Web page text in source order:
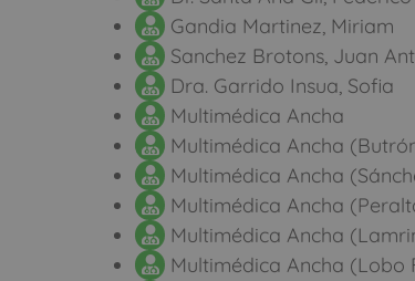
Gandia Martinez, Miriam
Sanchez Brotons, Juan
Dra. Garrido Insua, Sofia
Multimédica Ancha
Multimédica Ancha
Multimédica Ancha
Multimédica Ancha
Multimédica Ancha
Multimédica Ancha (Lobo